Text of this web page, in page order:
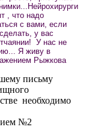
, что надо
с вами, если
у вас
У нас не
Я живу в
Рыжкова
письму
необходимо
№2